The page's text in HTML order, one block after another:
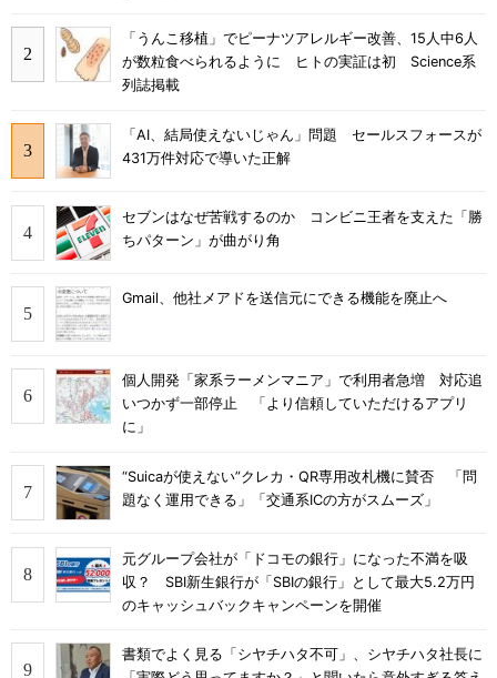
「うんこ移植」でピーナツアレルギー改善、15人中6人
が数粒食べられるように ヒトの実証は初 Science系
列誌掲載
「AI、結局使えないじゃん」問題 セールスフォースが
431万件対応で導いた正解
セブンはなぜ苦戦するのか コンビニ王者を支えた「勝
ちパターン」が曲がり角
Gmail、他社メアドを送信元にできる機能を廃止へ
個人開発「家系ラーメンマニア」で利用者急増 対応追
いつかず一部停止 「より信頼していただけるアプリ
に」
“Suicaが使えない”クレカ・QR専用改札機に賛否 「問
題なく運用できる」「交通系ICの方がスムーズ」
元グループ会社が「ドコモの銀行」になった不満を吸
収？ SBI新生銀行が「SBIの銀行」として最大5.2万円
のキャッシュバックキャンペーンを開催
書類でよく見る「シヤチハタ不可」、シヤチハタ社長に